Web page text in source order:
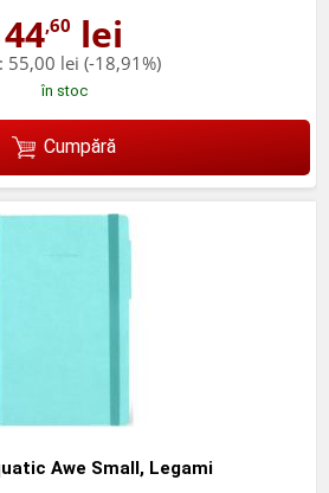
44,60 lei
55,00 lei (-18,91%)
în stoc
Cumpără
Awe Small, Legami